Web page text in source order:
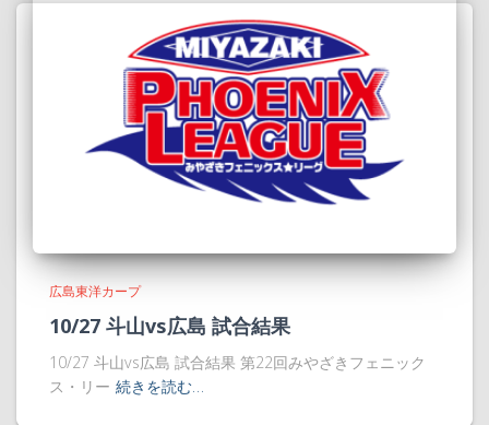
広島東洋カープ
10/27 斗山vs広島 試合結果
10/27 斗山vs広島 試合結果 第22回みやざきフェニック
ス・リー 続きを読む…